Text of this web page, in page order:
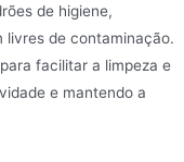
de higiene,
livres de contaminação.
facilitar a limpeza e
e mantendo a